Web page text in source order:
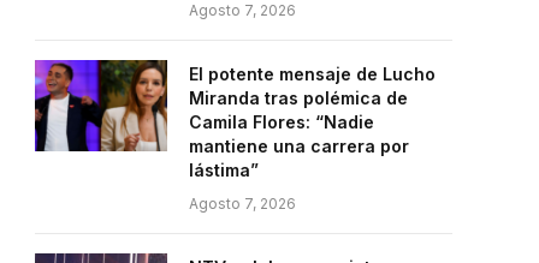
Agosto 7, 2026
El potente mensaje de Lucho
Miranda tras polémica de
Camila Flores: “Nadie
mantiene una carrera por
lástima”
Agosto 7, 2026